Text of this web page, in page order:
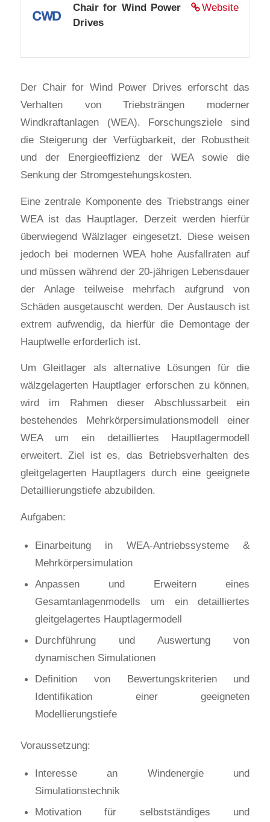
Website
Chair for Wind Power
Drives
Der Chair for Wind Power Drives erforscht das
Verhalten von Triebsträngen moderner
Windkraftanlagen (WEA). Forschungsziele sind
die Steigerung der Verfügbarkeit, der Robustheit
und der Energieeffizienz der WEA sowie die
Senkung der Stromgestehungskosten.
Eine zentrale Komponente des Triebstrangs einer
WEA ist das Hauptlager. Derzeit werden hierfür
überwiegend Wälzlager eingesetzt. Diese weisen
jedoch bei modernen WEA hohe Ausfallraten auf
und müssen während der 20-jährigen Lebensdauer
der Anlage teilweise mehrfach aufgrund von
Schäden ausgetauscht werden. Der Austausch ist
extrem aufwendig, da hierfür die Demontage der
Hauptwelle erforderlich ist.
Um Gleitlager als alternative Lösungen für die
wälzgelagerten Hauptlager erforschen zu können,
wird im Rahmen dieser Abschlussarbeit ein
bestehendes Mehrkörpersimulationsmodell einer
WEA um ein detailliertes Hauptlagermodell
erweitert. Ziel ist es, das Betriebsverhalten des
gleitgelagerten Hauptlagers durch eine geeignete
Detaillierungstiefe abzubilden.
Aufgaben:
Einarbeitung in WEA-Antriebssysteme &
Mehrkörpersimulation
Anpassen und Erweitern eines
Gesamtanlagenmodells um ein detailliertes
gleitgelagertes Hauptlagermodell
Durchführung und Auswertung von
dynamischen Simulationen
Definition von Bewertungskriterien und
Identifikation einer geeigneten
Modellierungstiefe
Voraussetzung:
Interesse an Windenergie und
Simulationstechnik
Motivation für selbstständiges und